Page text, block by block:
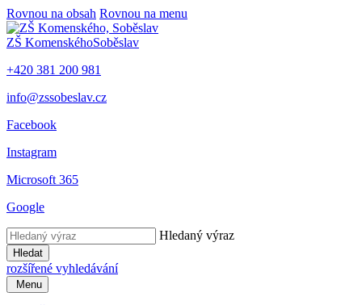
Rovnou na obsah Rovnou na menu
ZŠ KomenskéhoSoběslav
+420 381 200 981
info@zssobeslav.cz
Facebook
Instagram
Microsoft 365
Google
Hledaný výraz
Hledat
rozšířené vyhledávání
Menu